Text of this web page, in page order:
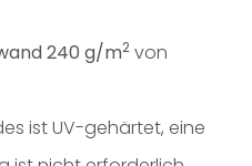
240 g/m2 von
ist UV-gehärtet, eine